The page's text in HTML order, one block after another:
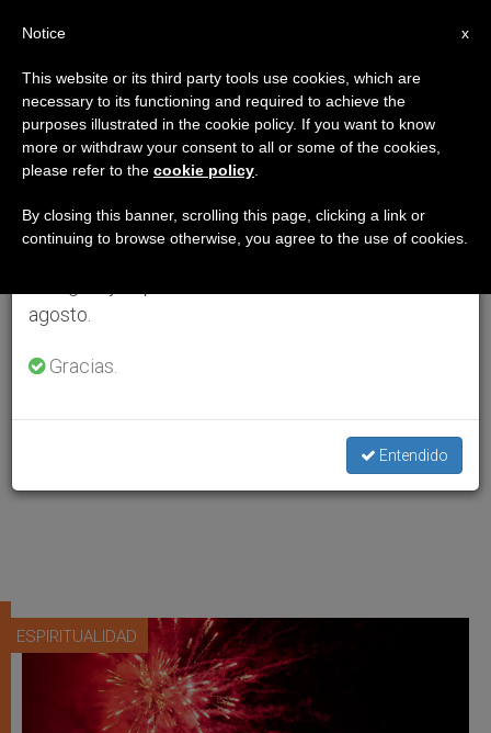
ESPIRITUALIDAD
×
Aviso importante
Del 27 de julio al 7 de agosto haremos la pausa
anual, aprovechando que en el periodo de verano
se generan menos informaciones y también el
agosto.
Gracias.
Entendido
x
Notice
This website or its third party tools use cookies, which are
necessary to its functioning and required to achieve the
purposes illustrated in the cookie policy. If you want to know
more or withdraw your consent to all or some of the cookies,
please refer to the cookie policy
By closing this banner, scrolling this page, clicking a link or
continuing to browse otherwise, you agree to the use of cookies.